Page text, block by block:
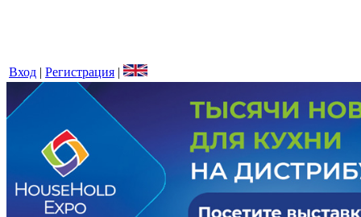
Вход | Регистрация |